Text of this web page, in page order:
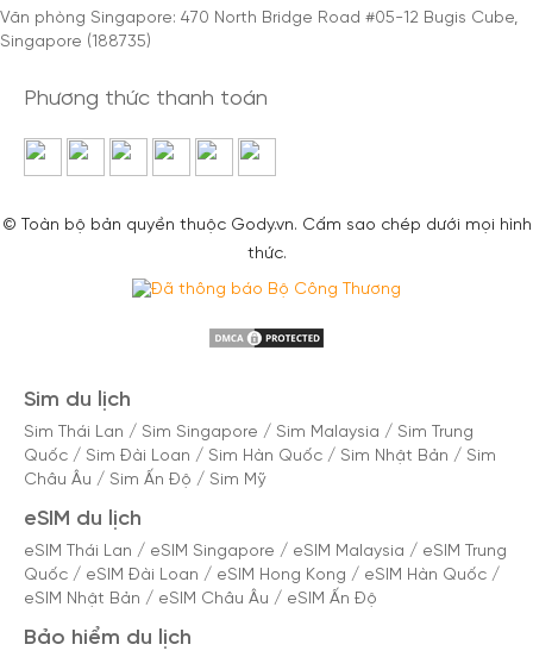
Văn phòng Singapore: 470 North Bridge Road #05-12 Bugis Cube,
Singapore (188735)
Phương thức thanh toán
© Toàn bộ bản quyền thuộc Gody.vn. Cấm sao chép dưới mọi hình
thức.
Sim du lịch
Sim Thái Lan / Sim Singapore / Sim Malaysia / Sim Trung
Quốc / Sim Đài Loan / Sim Hàn Quốc / Sim Nhật Bản / Sim
Châu Âu / Sim Ấn Độ / Sim Mỹ
eSIM du lịch
eSIM Thái Lan / eSIM Singapore / eSIM Malaysia / eSIM Trung
Quốc / eSIM Đài Loan / eSIM Hong Kong / eSIM Hàn Quốc /
eSIM Nhật Bản / eSIM Châu Âu / eSIM Ấn Độ
Bảo hiểm du lịch